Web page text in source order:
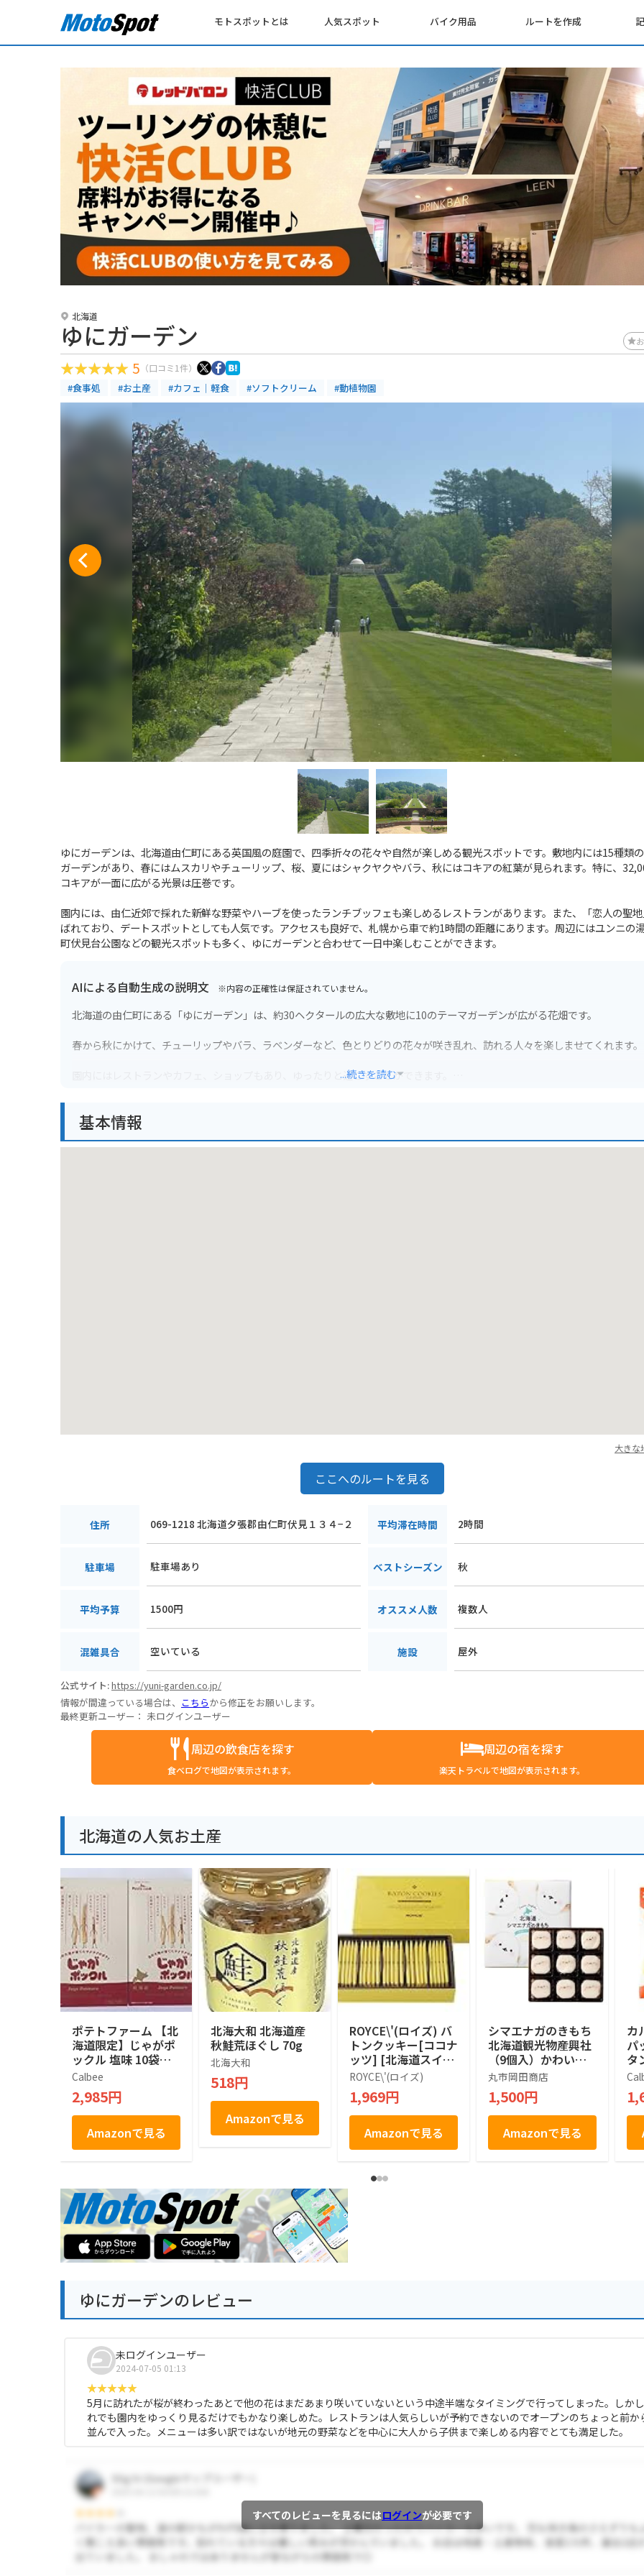
モトスポットとは 人気スポット バイク用品 ルートを作成
北海道
ゆにガーデン
5 （口コミ1件）
#食事処 #お土産 #カフェ｜軽食 #ソフトクリーム #動植物園
ゆにガーデンは、北海道由仁町にある英国風の庭園で、四季折々の花々や自然が楽しめる観光スポットです。敷地内には15種類
ガーデンがあり、春にはムスカリやチューリップ、桜、夏にはシャクヤクやバラ、秋にはコキアの紅葉が見られます。特に、
コキアが一面に広がる光景は圧巻です。
園内には、由仁近郊で採れた新鮮な野菜やハーブを使ったランチブッフェも楽しめるレストランがあります。また、「恋人の聖
ばれており、デートスポットとしても人気です。アクセスも良好で、札幌から車で約1時間の距離にあります。周辺にはユンニの
町伏見台公園などの観光スポットも多く、ゆにガーデンと合わせて一日中楽しむことができます。
AIによる自動生成の説明文 ※内容の正確性は保証されていません。
北海道の由仁町にある「ゆにガーデン」は、約30ヘクタールの広大な敷地に10のテーマガーデンが広がる花畑です。
春から秋にかけて、チューリップやバラ、ラベンダーなど、色とりどりの花々が咲き乱れ、訪れる人々を楽しませてくれます。
園内にはレストランやカフェ、ショップもあり、ゆったりと過ごすことができます。
すめです。
...続きを読む
基本情報
大きな
ここへのルートを見る
住所 069-1218 北海道夕張郡由仁町伏見１３４−２ 平均滞在時間 2時間
駐車場 駐車場あり ベストシーズン 秋
平均予算 1500円 オススメ人数 複数人
混雑具合 空いている 施設 屋外
公式サイト:https://yuni-garden.co.jp/
情報が間違っている場合は、 こちらから修正をお願いします。
最終更新ユーザー： 未ログインユーザー
周辺の飲食店を探す
食べログで地図が表示されます。
周辺の宿を探す
楽天トラベルで地図が表示されます。
北海道の人気お土産
ポテトファーム 【北
海道限定】じゃがポ
ックル 塩味 10袋入
×２箱
Calbee
2,985円
Amazonで見る
北海大和 北海道産
秋鮭荒ほぐし 70g
北海大和
518円
Amazonで見る
ROYCE\'(ロイズ) バ
トンクッキー[ココナ
ッツ] [北海道スイー
ツ] 25個 (x 1)
ROYCE\'(ロイズ)
1,969円
Amazonで見る
シマエナガのきもち
北海道観光物産興社
（9個入）かわいい
シマエナガ (1箱)
丸市岡田商店
1,500円
Amazonで見る
カ
パ
タ
袋
ゆにガーデンのレビュー
未ログインユーザー
2024-07-05 01:13
5月に訪れたが桜が終わったあとで他の花はまだあまり咲いていないという中途半端なタイミングで行ってしまった。しか
れでも園内をゆっくり見るだけでもかなり楽しめた。レストランは人気らしいが予約できないのでオープンのちょっと前か
並んで入った。メニューは多い訳ではないが地元の野菜などを中心に大人から子供まで楽しめる内容でとても満足した。
すべてのレビューを見るにはログインが必要です